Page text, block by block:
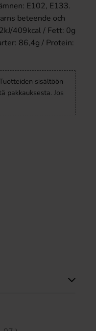
E102, E133.
beteende och
409kcal / Fett: 0g
86,4g / Protein:
sisältöön
pakkauksesta. Jos